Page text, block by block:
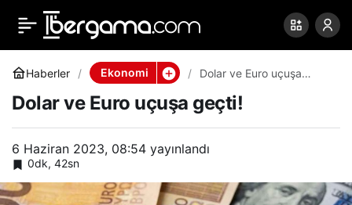
Haberler Ekonomi
Dolar ve Euro uçuşa
Dolar ve Euro uçuşa geçti!
6 Haziran 2023, 08:54 yayınlandı
0dk, 42sn
Dolar ve Euro uçuşa
geçti!
0 Paylaş